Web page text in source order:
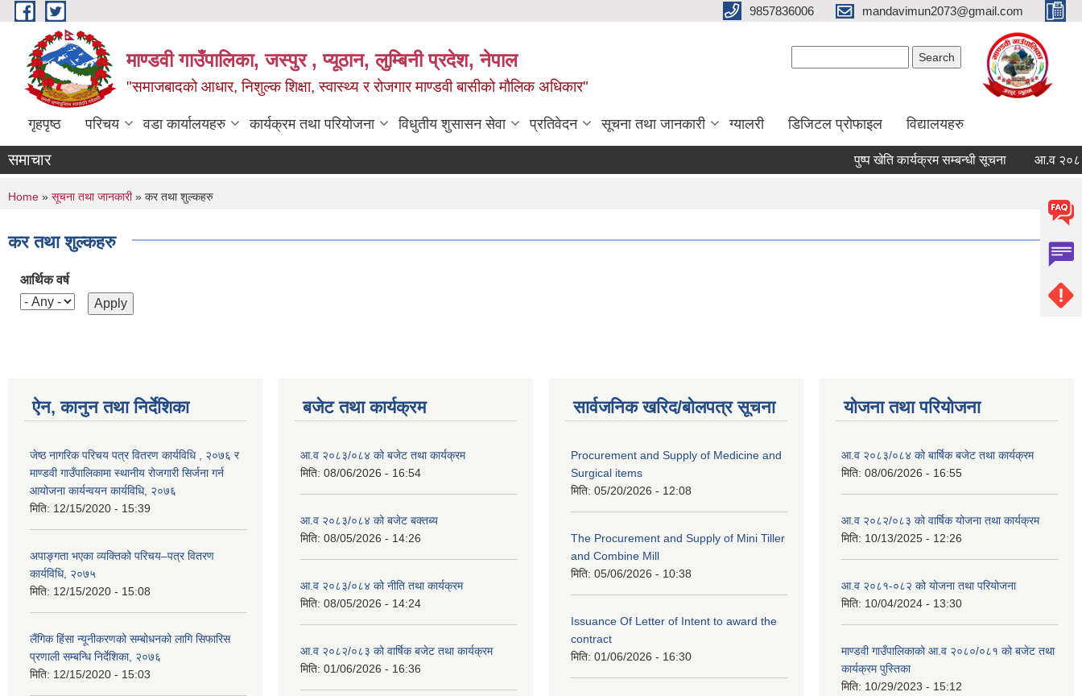
Skip to main content 9857836006 mandavimun2073@gmail.com
माण्डवी गाउँपालिका, जस्पुर , प्यूठान, लुम्बिनी प्रदेश, नेपाल
"समाजबादको आधार, निशुल्क शिक्षा, स्वास्थ्य र रोजगार माण्डवी बासीको मौलिक अधिकार"
गृहपृष्ठ परिचय वडा कार्यालयहरु कार्यक्रम तथा परियोजना विधुतीय शुसासन सेवा प्रतिवेदन सूचना तथा जानकारी ग्यालरी डिजिटल प्रोफाइल विद्यालयहरु
समाचार पुष्प खेति कार्यक्रम सम्बन्धी सूचना आ.व २०८३/
You are here
Home » सूचना तथा जानकारी» कर तथा शुल्कहरु
कर तथा शुल्कहरु
आर्थिक वर्ष
ऐन, कानुन तथा निर्देशिका
जेष्ठ नागरिक परिचय पत्र वितरण कार्यविधि , २०७६ र
माण्डवी गाउँपालिकामा स्थानीय रोजगारी सिर्जना गर्न
आयोजना कार्यन्वयन कार्यविधि, २०७६
मिति: 12/15/2020 - 15:39
अपाङ्गता भएका व्यक्तिको परिचय–पत्र वितरण
कार्यविधि, २०७५
मिति: 12/15/2020 - 15:08
लैंगिक हिंसा न्यूनीकरणको सम्बोधनको लागि सिफारिस
प्रणाली सम्बन्धि निर्देशिका, २०७६
मिति: 12/15/2020 - 15:03
बजेट तथा कार्यक्रम
आ.व २०८३/०८४ को बजेट तथा कार्यक्रम
मिति: 08/06/2026 - 16:54
आ.व २०८३/०८४ को बजेट बक्तब्य
मिति: 08/05/2026 - 14:26
आ.व २०८३/०८४ को नीति तथा कार्यक्रम
मिति: 08/05/2026 - 14:24
आ.व २०८२/०८३ को वार्षिक बजेट तथा कार्यक्रम
मिति: 01/06/2026 - 16:36
सार्वजनिक खरिद/बोलपत्र सूचना
Procurement and Supply of Medicine and
Surgical items
मिति: 05/20/2026 - 12:08
The Procurement and Supply of Mini Tiller
and Combine Mill
मिति: 05/06/2026 - 10:38
Issuance Of Letter of Intent to award the
contract
मिति: 01/06/2026 - 16:30
योजना तथा परियोजना
आ.व २०८३/०८४ को बार्षिक बजेट तथा कार्यक्रम
मिति: 08/06/2026 - 16:55
आ.व २०८२/०८३ को वार्षिक योजना तथा कार्यक्रम
मिति: 10/13/2025 - 12:26
आ.व २०८१-०८२ को योजना तथा परियोजना
मिति: 10/04/2024 - 13:30
माण्डवी गाउँपालिकाको आ.व २०८०/०८१ को बजेट तथा
कार्यक्रम पुस्तिका
मिति: 10/29/2023 - 15:12